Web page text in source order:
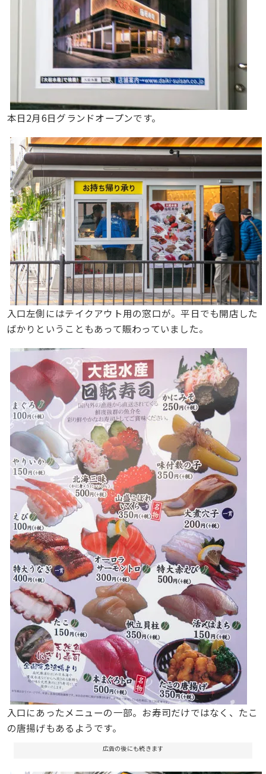
本日2月6日グランドオープンです。
入口左側にはテイクアウト用の窓口が。平日でも開店した
ばかりということもあって賑わっていました。
入口にあったメニューの一部。お寿司だけではなく、たこ
の唐揚げもあるようです。
広告の後にも続きます